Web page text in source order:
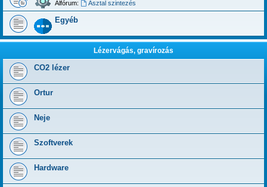
Alfórum: Asztal szintezés
Egyéb
Lézervágás, gravírozás
CO2 lézer
Ortur
Neje
Szoftverek
Hardware